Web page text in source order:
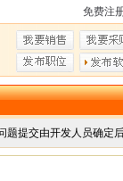
免费注
提交由开发人员确定